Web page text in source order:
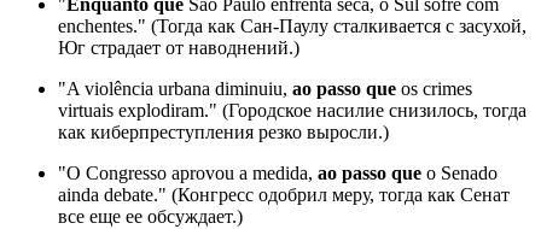
"Enquanto que São Paulo enfrenta seca, o Sul sofre com
enchentes." (Тогда как Сан-Паулу сталкивается с засухой,
Юг страдает от наводнений.)
"A violência urbana diminuiu, ao passo que os crimes
virtuais explodiram." (Городское насилие снизилось, тогда
как киберпреступления резко выросли.)
"O Congresso aprovou a medida, ao passo que o Senado
ainda debate." (Конгресс одобрил меру, тогда как Сенат
все еще ее обсуждает.)